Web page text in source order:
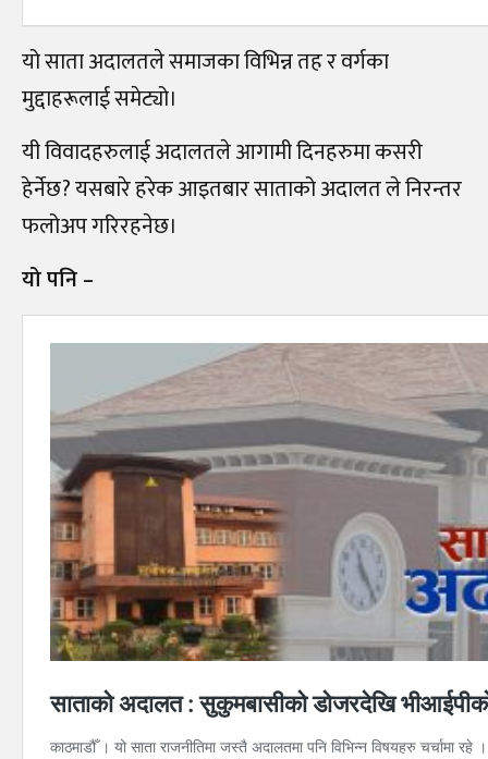
यो साता अदालतले समाजका विभिन्न तह र वर्गका
मुद्दाहरूलाई समेट्यो।
यी विवादहरुलाई अदालतले आगामी दिनहरुमा कसरी
हेर्नेछ? यसबारे हरेक आइतबार साताको अदालत ले निरन्तर
फलोअप गरिरहनेछ।
यो पनि –